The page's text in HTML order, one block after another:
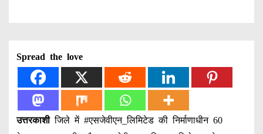
Spread the love
उत्तरकाशीजिले में #एसजेवीएन_लिमिटेड की निर्माणाधीन 60